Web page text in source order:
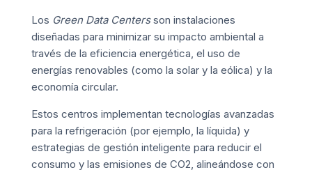
Los Green Data Centersson instalaciones
diseñadas para minimizar su impacto ambiental a
través de la eficiencia energética, el uso de
energías renovables (como la solar y la eólica) y la
economía circular.
Estos centros implementan tecnologías avanzadas
para la refrigeración (por ejemplo, la líquida) y
estrategias de gestión inteligente para reducir el
consumo y las emisiones de CO2, alineándose con